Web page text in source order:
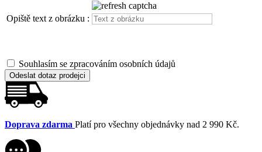
Opiště text z obrázku :
Souhlasím se zpracováním osobních údajů
Odeslat dotaz prodejci
Doprava zdarma Platí pro všechny objednávky nad 2 990 Kč.